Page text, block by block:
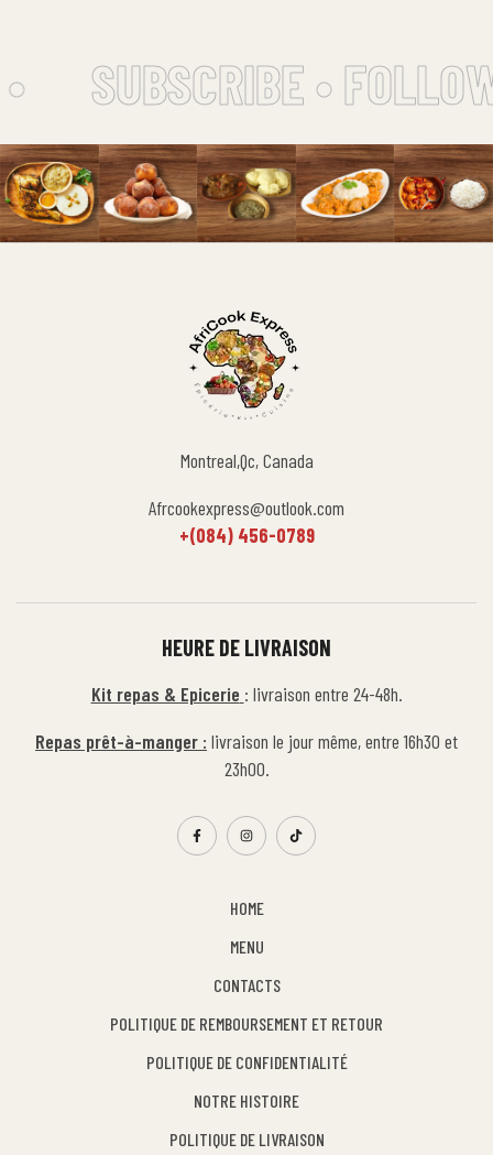
SUBSCRIBE •
Montreal,Qc, Canada
Afrcookexpress@outlook.com
+(084) 456-0789
HOME
MENU
CONTACTS
POLITIQUE DE REMBOURSEMENT ET RETOUR
POLITIQUE DE CONFIDENTIALITÉ
NOTRE HISTOIRE
POLITIQUE DE LIVRAISON
HEURE DE LIVRAISON
Kit repas & Epicerie : livraison entre 24-48h.
Repas prêt-à-manger : livraison le jour même, entre 16h30 et
23h00.